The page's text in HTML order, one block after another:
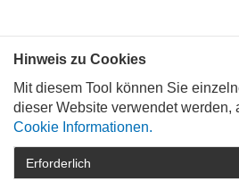
STARTSEITE
Hinweis zu Cookies
Mit diesem Tool können Sie
dieser Website verwendet werden,
Cookie Informationen.
Erforderlich